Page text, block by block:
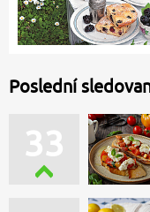
Poslední
34